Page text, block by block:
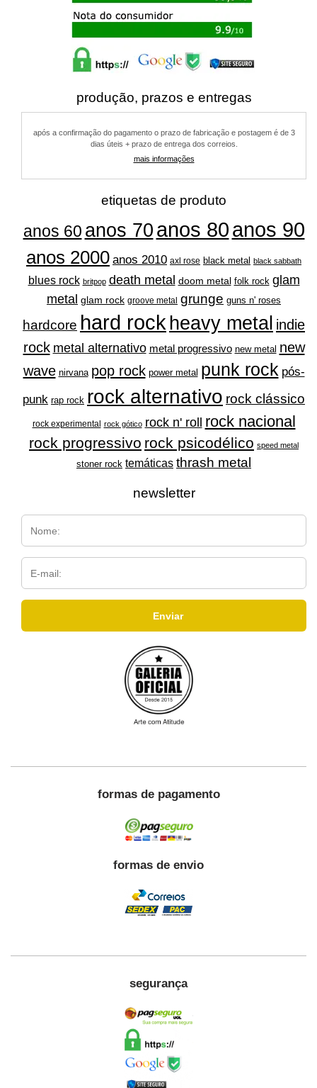
produção, prazos e entregas
após a confirmação do pagamento o prazo de fabricação e postagem é de 3
dias úteis + prazo de entrega dos correios.
mais informações
etiquetas de produto
anos 60 anos 70 anos 80anos 90
anos 2000 anos 2010 axl rose black metal black sabbath
blues rock britpop death metal doom metal folk rock glam
metal glam rock groove metal grunge guns n' roses
hardcore hard rock heavy metal indie
rock metal alternativo metal progressivo new metal new
wave nirvana pop rock power metal punk rock pós-
punk rap rock rock alternativo rock clássico
rock experimental rock gótico rock n' roll rock nacional
rock progressivo rock psicodélico speed metal
stoner rock temáticas thrash metal
newsletter
formas de pagamento
formas de envio
segurança